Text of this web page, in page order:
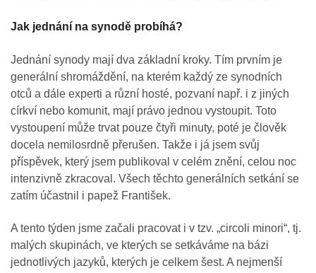
Jak jednání na synodě probíhá?
Jednání synody mají dva základní kroky. Tím prvním je
generální shromáždění, na kterém každý ze synodních
otců a dále experti a různí hosté, pozvaní např. i z jiných
církví nebo komunit, mají právo jednou vystoupit. Toto
vystoupení může trvat pouze čtyři minuty, poté je člověk
docela nemilosrdně přerušen. Takže i já jsem svůj
příspěvek, který jsem publikoval v celém znění, celou noc
intenzivně zkracoval. Všech těchto generálních setkání se
zatím účastnil i papež František.
A tento týden jsme začali pracovat i v tzv. „circoli minori“, tj.
malých skupinách, ve kterých se setkáváme na bázi
jednotlivých jazyků, kterých je celkem šest. A nejmenší